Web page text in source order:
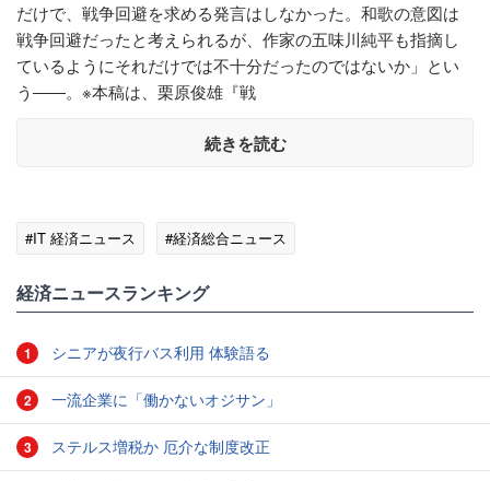
だけで、戦争回避を求める発言はしなかった。和歌の意図は
戦争回避だったと考えられるが、作家の五味川純平も指摘し
ているようにそれだけでは不十分だったのではないか」とい
う――。※本稿は、栗原俊雄『戦
続きを読む
#IT 経済ニュース #経済総合ニュース
経済ニュースランキング
1 シニアが夜行バス利用 体験語る
2 一流企業に「働かないオジサン」
3 ステルス増税か 厄介な制度改正